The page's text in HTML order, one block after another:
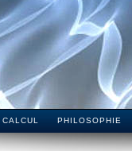
CALCUL PHILOSOPHIE